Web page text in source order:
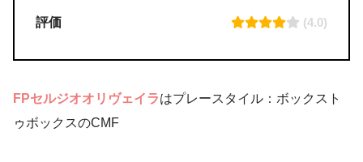
評価 (4.0)
FPセルジオオリヴェイラはプレースタイル：ボックスト
ゥボックスのCMF